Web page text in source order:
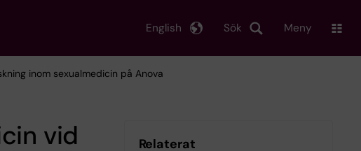
Sök
English Meny
inom sexualmedicin på Anova
vid
Relaterat